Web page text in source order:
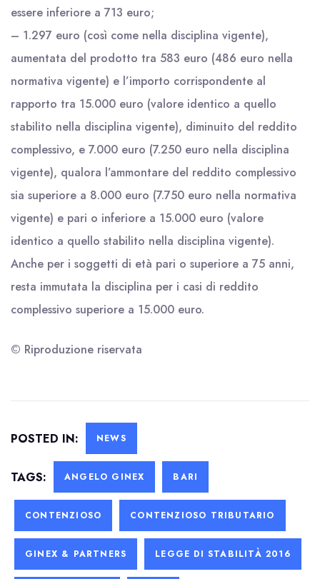
essere inferiore a 713 euro;
– 1.297 euro (così come nella disciplina vigente),
aumentata del prodotto tra 583 euro (486 euro nella
normativa vigente) e l’importo corrispondente al
rapporto tra 15.000 euro (valore identico a quello
stabilito nella disciplina vigente), diminuito del reddito
complessivo, e 7.000 euro (7.250 euro nella disciplina
vigente), qualora l’ammontare del reddito complessivo
sia superiore a 8.000 euro (7.750 euro nella normativa
vigente) e pari o inferiore a 15.000 euro (valore
identico a quello stabilito nella disciplina vigente).
Anche per i soggetti di età pari o superiore a 75 anni,
resta immutata la disciplina per i casi di reddito
complessivo superiore a 15.000 euro.
© Riproduzione riservata
POSTED IN: NEWS
TAGS: ANGELO GINEX BARI
CONTENZIOSO CONTENZIOSO TRIBUTARIO
GINEX & PARTNERS LEGGE DI STABILITÀ 2016